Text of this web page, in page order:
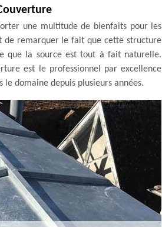
une multitude de bienfaits pour les
de remarquer le fait que cette structure
que la source est tout à fait naturelle.
est le professionnel par excellence
domaine depuis plusieurs années.